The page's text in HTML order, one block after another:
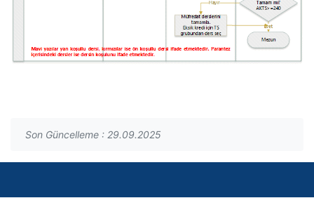
Son Güncelleme : 29.09.2025